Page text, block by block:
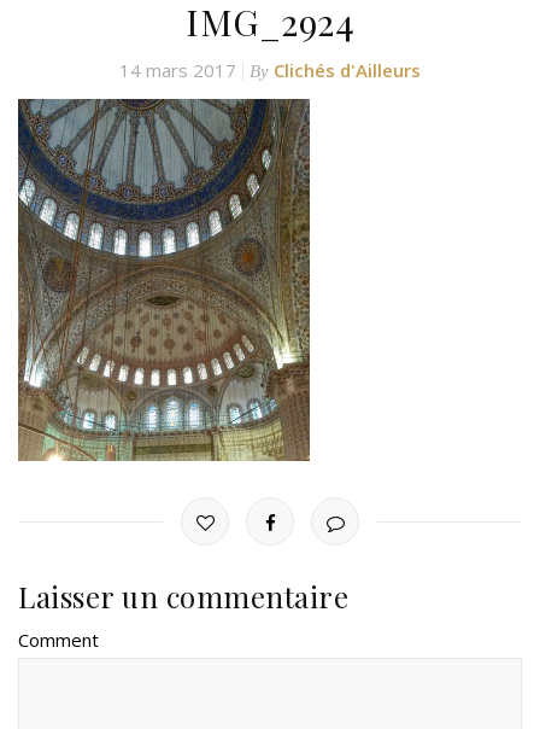
IMG_2924
14 mars 2017 By Clichés d'Ailleurs
Laisser un commentaire
Comment